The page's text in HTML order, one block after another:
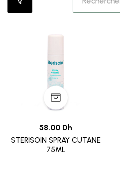
58.00 Dh
STERISOIN SPRAY CUTANE
75ML